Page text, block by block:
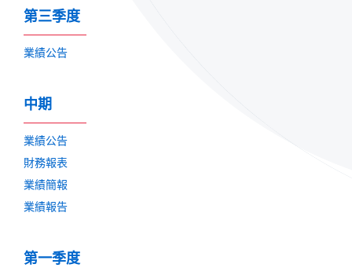
第三季度
業績公告
中期
業績公告
財務報表
業績簡報
業績報告
第一季度